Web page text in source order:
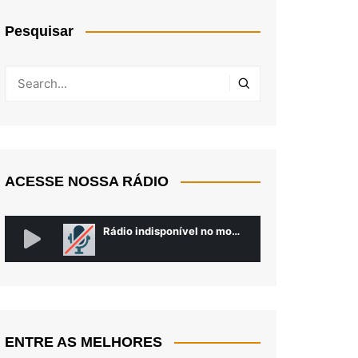
Pesquisar
ACESSE NOSSA RÁDIO
ENTRE AS MELHORES